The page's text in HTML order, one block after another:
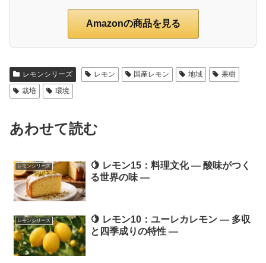
Amazonの商品を見る
レモンシリーズ レモン 国産レモン 地域
果樹
栽培
環境
あわせて読む
レモンシリーズ
🍋 レモン15：料理文化 ― 酸味がつく
る世界の味 ―
レモンシリーズ
🍋 レモン10：ユーレカレモン ― 多収
と四季成りの特性 ―